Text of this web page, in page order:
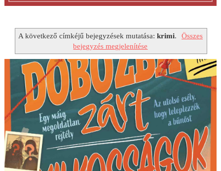
A következő címkéjű bejegyzések mutatása: krimi.
Összes
bejegyzés megjelenítése